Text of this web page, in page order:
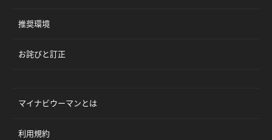
推奨環境
お詫びと訂正
マイナビウーマンとは
利用規約